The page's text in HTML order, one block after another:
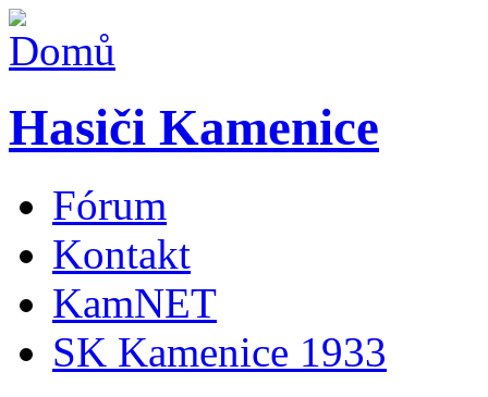
Hasiči Kamenice
Fórum
Kontakt
KamNET
SK Kamenice 1933